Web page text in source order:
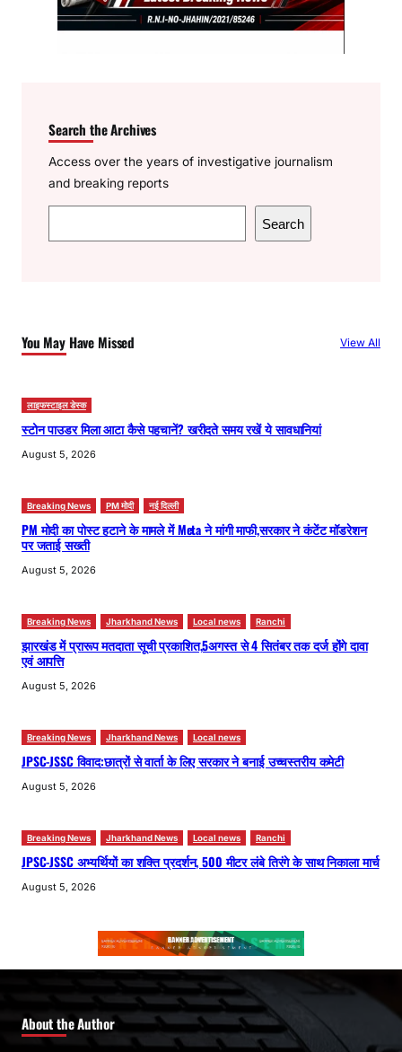
Search the Archives
Access over the years of investigative journalism
and breaking reports
e
h
Search
You May Have Missed View All
लाइफस्टाइल डेस्क
स्टोन पाउडर मिला आटा कैसे पहचानें? खरीदते समय रखें ये सावधानियां
August 5, 2026
Breaking News PM मोदी नई दिल्ली
PM मोदी का पोस्ट हटाने के मामले में Meta ने मांगी माफी,सरकार ने कंटेंट मॉडरेशन
पर जताई सख्ती
August 5, 2026
Breaking News Jharkhand News Local news Ranchi
झारखंड में प्रारूप मतदाता सूची प्रकाशित,5अगस्त से 4 सितंबर तक दर्ज होंगे दावा
एवं आपत्ति
August 5, 2026
Breaking News Jharkhand News Local news
JPSC-JSSC विवाद:छात्रों से वार्ता के लिए सरकार ने बनाई उच्चस्तरीय कमेटी
August 5, 2026
Breaking News Jharkhand News Local news Ranchi
JPSC-JSSC अभ्यर्थियों का शक्ति प्रदर्शन, 500 मीटर लंबे तिरंगे के साथ निकाला मार्च
August 5, 2026
About the Author